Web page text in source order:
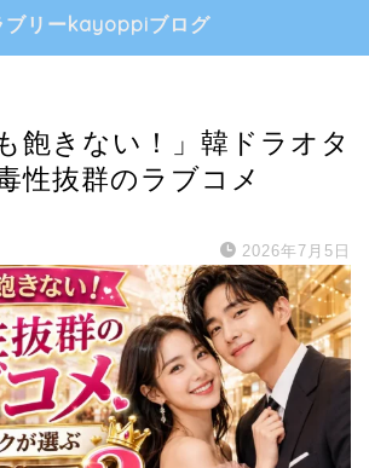
ブリーkayoppiブログ
飽きない！」韓ドラオタ
性抜群のラブコメ
2026年7月5日